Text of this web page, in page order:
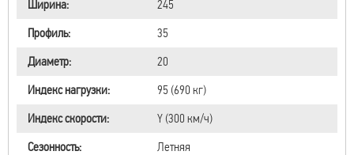
Ширина:
245
Профиль:
35
Диаметр:
20
Индекс нагрузки:
95 (690 кг)
Индекс скорости:
Y (300 км/ч)
Сезонность:
Летняя